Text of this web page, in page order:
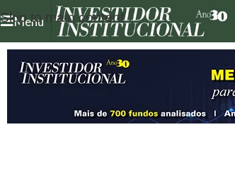
Skip to main content
Menu